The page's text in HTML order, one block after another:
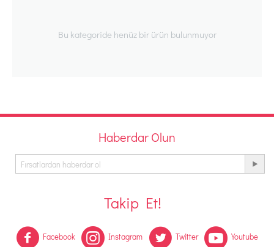
Bu kategoride henüz bir ürün bulunmuyor
Haberdar Olun
Takip Et!
Facebook Instagram Twitter Youtube